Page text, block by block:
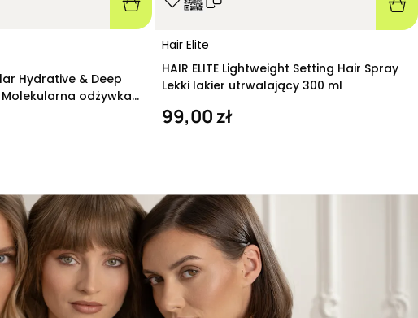
Hydrative & Deep
odżywka
Hair Elite
HAIR ELITE Lightweight Setting Hair Spray
Lekki lakier utrwalający 300 ml
99,00 zł